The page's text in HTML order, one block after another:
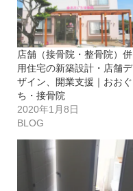
店舗（接骨院・整骨院）併
用住宅の新築設計・店舗デ
ザイン、開業支援｜おおぐ
ち・接骨院
2020年1月8日
BLOG